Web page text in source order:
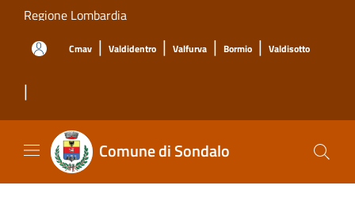
Salta al contenuto principale
Regione Lombardia
Cmav | Valdidentro | Valfurva | Bormio | Valdisotto
|
Comune di Sondalo